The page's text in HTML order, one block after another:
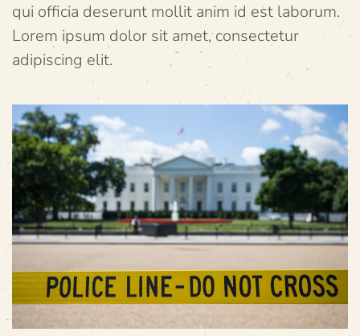
qui officia deserunt mollit anim id est laborum.
Lorem ipsum dolor sit amet, consectetur
adipiscing elit.